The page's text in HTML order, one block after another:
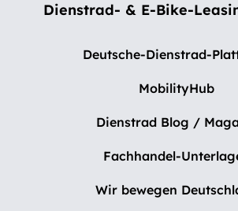
Dienstrad- & E-Bike-
Deutsche-Dienstrad-
MobilityHub
Dienstrad Blog /
Fachhandel-
Wir bewegen